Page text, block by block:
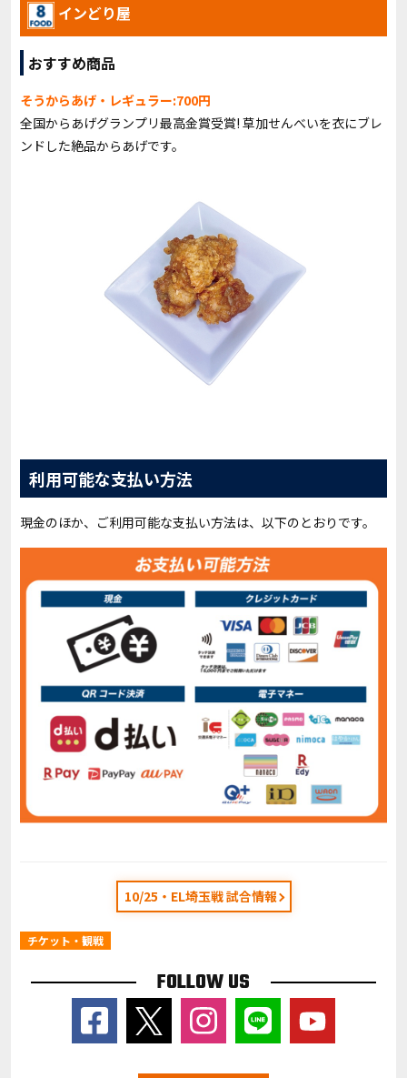
インどり屋
おすすめ商品
そうからあげ・レギュラー:700円
全国からあげグランプリ最高金賞受賞! 草加せんべいを衣にブレ
ンドした絶品からあげです。
利用可能な支払い方法
現金のほか、ご利用可能な支払い方法は、以下のとおりです。
10/25・EL埼玉戦 試合情報
チケット・観戦
FOLLOW US